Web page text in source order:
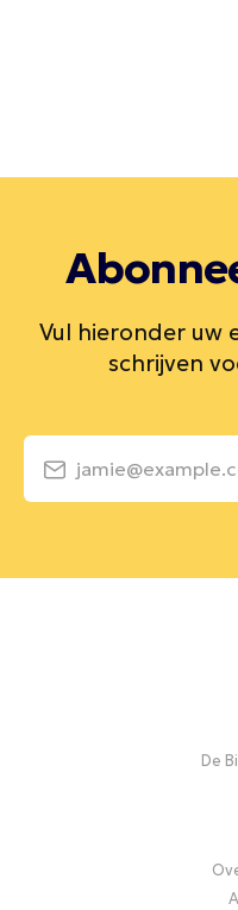
Vul hieronder uw
schrijven
De